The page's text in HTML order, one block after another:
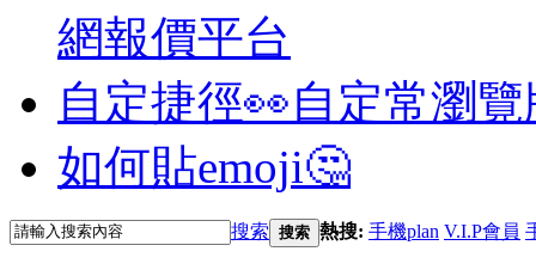
網報價平台
自定捷徑👀自定常瀏
如何貼emoji🤔
搜索 搜索 熱搜: 手機plan V.I.P會員